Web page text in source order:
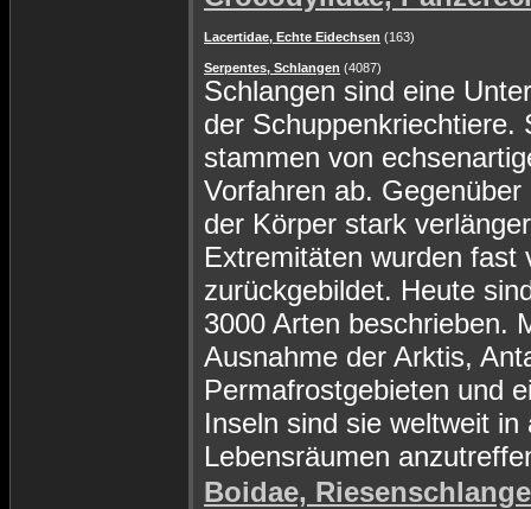
Lacertidae, Echte Eidechsen (163)
Serpentes, Schlangen (4087)
Schlangen sind eine
der Schuppenkriechtiere.
stammen von
Vorfahren ab. Gegenüber
der Körper stark
Extremitäten wurden fast
zurückgebildet. Heute
3000 Arten beschrieben.
Ausnahme der Arktis,
Permafrostgebieten und
Inseln sind sie weltweit in
Lebensräumen
Boidae,